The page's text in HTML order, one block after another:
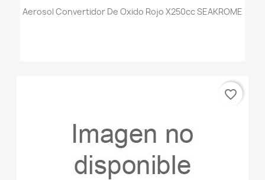
Aerosol Convertidor De Oxido Rojo X250cc SEAKROME
favorite_border